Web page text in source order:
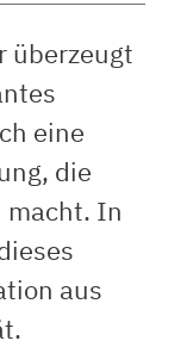
überzeugt
eine
die
macht. In
aus